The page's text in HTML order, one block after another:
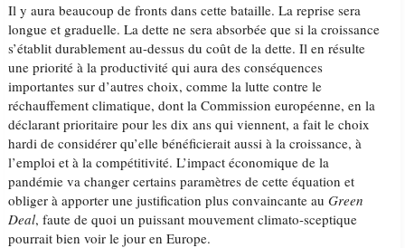
Il y aura beaucoup de fronts dans cette bataille. La reprise sera
longue et graduelle. La dette ne sera absorbée que si la croissance
s’établit durablement au-dessus du coût de la dette. Il en résulte
une priorité à la productivité qui aura des conséquences
importantes sur d’autres choix, comme la lutte contre le
réchauffement climatique, dont la Commission européenne, en la
déclarant prioritaire pour les dix ans qui viennent, a fait le choix
hardi de considérer qu’elle bénéficierait aussi à la croissance, à
l’emploi et à la compétitivité. L’impact économique de la
pandémie va changer certains paramètres de cette équation et
obliger à apporter une justification plus convaincante auGreen
Deal, faute de quoi un puissant mouvement climato-sceptique
pourrait bien voir le jour en Europe.